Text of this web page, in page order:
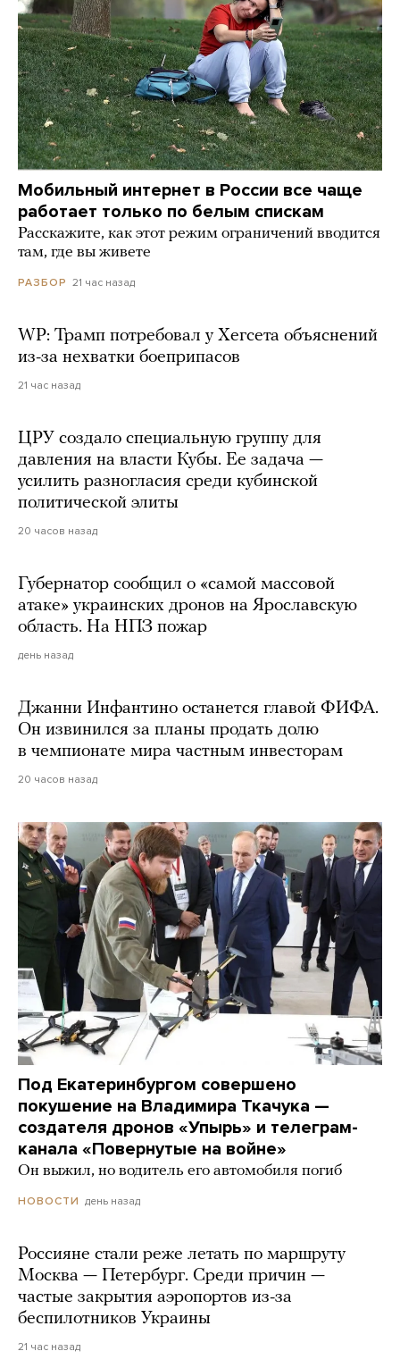
Мобильный интернет в России все чаще
работает только по белым спискам
Расскажите, как этот режим ограничений вводится
там, где вы живете
РАЗБОР 21 час назад
WP: Трамп потребовал у Хегсета объяснений
из-за нехватки боеприпасов
21 час назад
ЦРУ создало специальную группу для
давления на власти Кубы. Ее задача —
усилить разногласия среди кубинской
политической элиты
20 часов назад
Губернатор сообщил о «самой массовой
атаке» украинских дронов на Ярославскую
область. На НПЗ пожар
день назад
Джанни Инфантино останется главой ФИФА.
Он извинился за планы продать долю
в чемпионате мира частным инвесторам
20 часов назад
Под Екатеринбургом совершено
покушение на Владимира Ткачука —
создателя дронов «Упырь» и телеграм-
канала «Повернутые на войне»
Он выжил, но водитель его автомобиля погиб
НОВОСТИ день назад
Россияне стали реже летать по маршруту
Москва — Петербург. Среди причин —
частые закрытия аэропортов из-за
беспилотников Украины
21 час назад